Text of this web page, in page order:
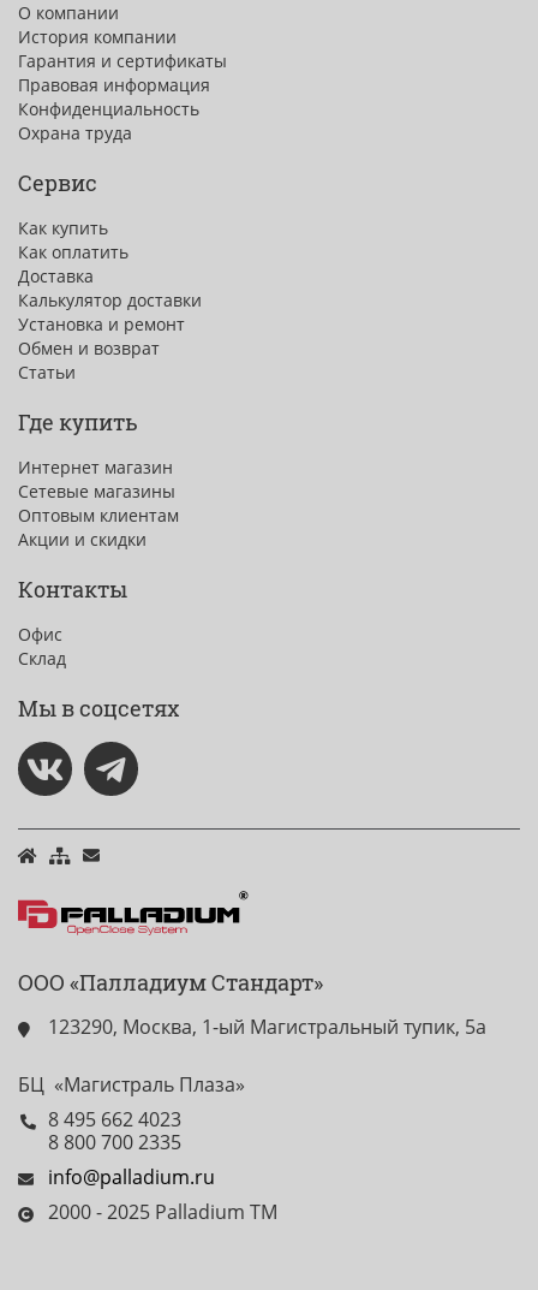
О компании
История компании
Гарантия и сертификаты
Правовая информация
Конфиденциальность
Охрана труда
Сервис
Как купить
Как оплатить
Доставка
Калькулятор доставки
Установка и ремонт
Обмен и возврат
Статьи
Где купить
Интернет магазин
Сетевые магазины
Оптовым клиентам
Акции и скидки
Контакты
Офис
Склад
Мы в соцсетях
ООО «Палладиум Стандарт»
123290, Москва, 1-ый Магистральный тупик, 5а
БЦ «Магистраль Плаза»
8 495 662 4023
8 800 700 2335
info@palladium.ru
2000 - 2025 Palladium TM